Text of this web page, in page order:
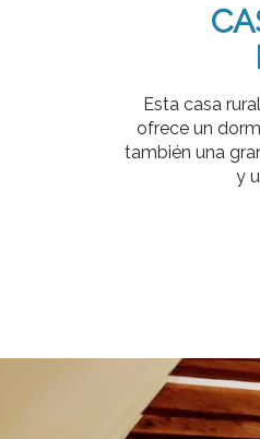
Esta casa
ofrece un
también una
y